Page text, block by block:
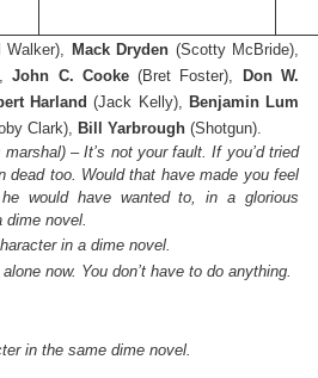
Walker), Mack Dryden (Scotty McBride),
John C. Cooke(Bret Foster),
Don W.
Harland(Jack Kelly), Benjamin Lum
Clark), Bill Yarbrough (Shotgun).
– It’s not your fault. If you’d tried
dead too. Would that have made you feel
would have wanted to, in a glorious
dime novel.
in a dime novel.
now. You don’t have to do anything.
in the same dime novel.